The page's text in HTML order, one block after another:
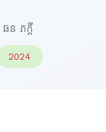
ឆន ភក្តី
2024